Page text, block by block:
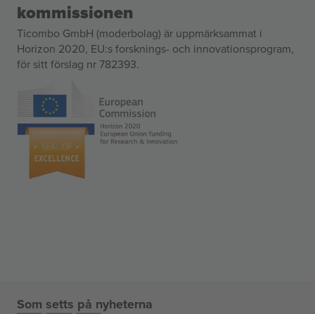
kommissionen
Ticombo GmbH (moderbolag) är uppmärksammat i
Horizon 2020, EU:s forsknings- och innovationsprogram,
för sitt förslag nr 782393.
Som setts på nyheterna